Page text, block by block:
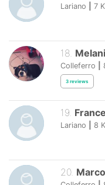
Lariano 7
18.
Colleferro
3 reviews
19.
Lariano 8
20. Marco